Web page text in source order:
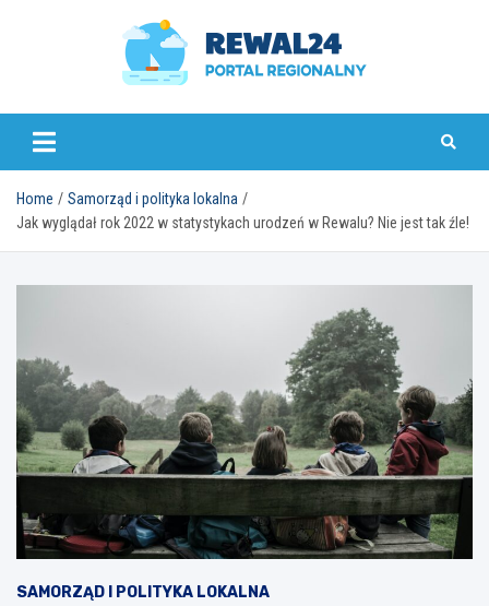
rewal24.pl
Home
Samorząd i polityka lokalna
Jak wyglądał rok 2022 w statystykach urodzeń w Rewalu? Nie jest tak źle!
SAMORZĄD I POLITYKA LOKALNA